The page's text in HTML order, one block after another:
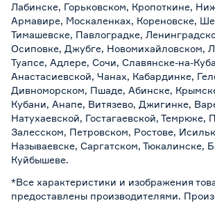
Лабинске, Горьковском, Кропоткине,
Армавире, Москаленках, Кореновске,
Тимашевске, Павлоградке,
Осиповке, Джубге, Новомихайловском,
Туапсе, Адлере, Сочи, Славянске-на-
Анастасиевской, Чанах, Кабардинке,
Дивноморском, Пшаде, Абинске,
Кубани, Анапе, Витязево, Джигинке,
Натухаевской, Гостагаевской, Темрюке,
Залесском, Петровском, Ростове,
Называевске, Саргатском, Тюкалинске,
Куйбышеве.
*Все характеристики и изображения
предоставлены производителями.